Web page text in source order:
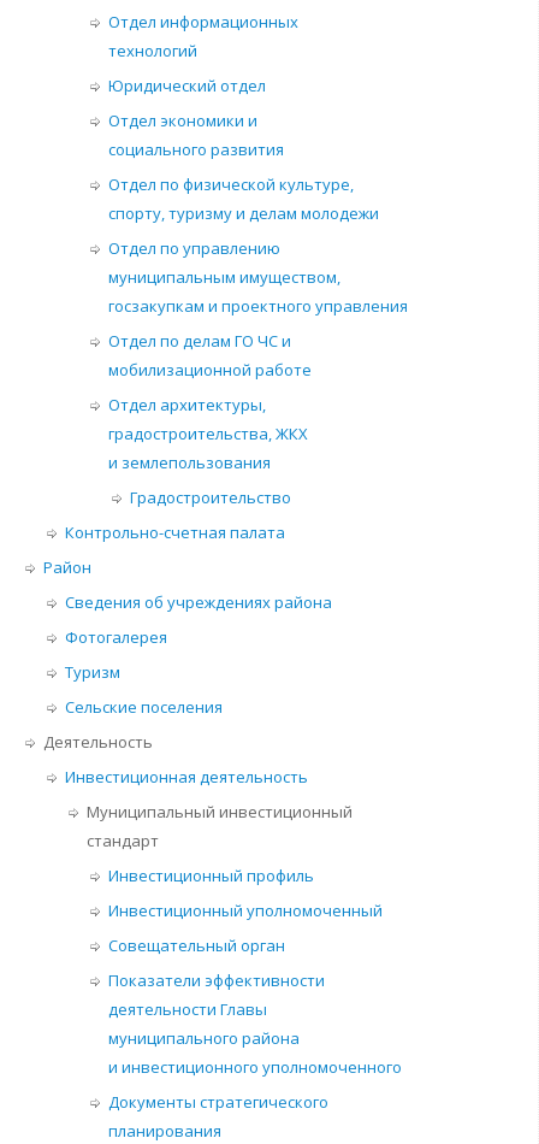
Отдел информационных
технологий
Юридический отдел
Отдел экономики и
социального развития
Отдел по физической культуре,
спорту, туризму и делам молодежи
Отдел по управлению
муниципальным имуществом,
госзакупкам и проектного управления
Отдел по делам ГО ЧС и
мобилизационной работе
Отдел архитектуры,
градостроительства, ЖКХ
и землепользования
Градостроительство
Контрольно-счетная палата
Район
Сведения об учреждениях района
Фотогалерея
Туризм
Сельские поселения
Деятельность
Инвестиционная деятельность
Муниципальный инвестиционный
стандарт
Инвестиционный профиль
Инвестиционный уполномоченный
Совещательный орган
Показатели эффективности
деятельности Главы
муниципального района
и инвестиционного уполномоченного
Документы стратегического
планирования